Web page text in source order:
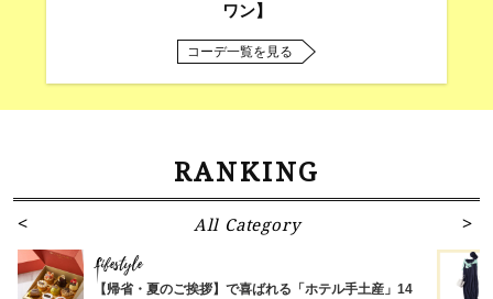
ワン】
コーデ一覧を見る
RANKING
All Category
Lifestyle
【帰省・夏のご挨拶】で喜ばれる「ホテル手土産」14